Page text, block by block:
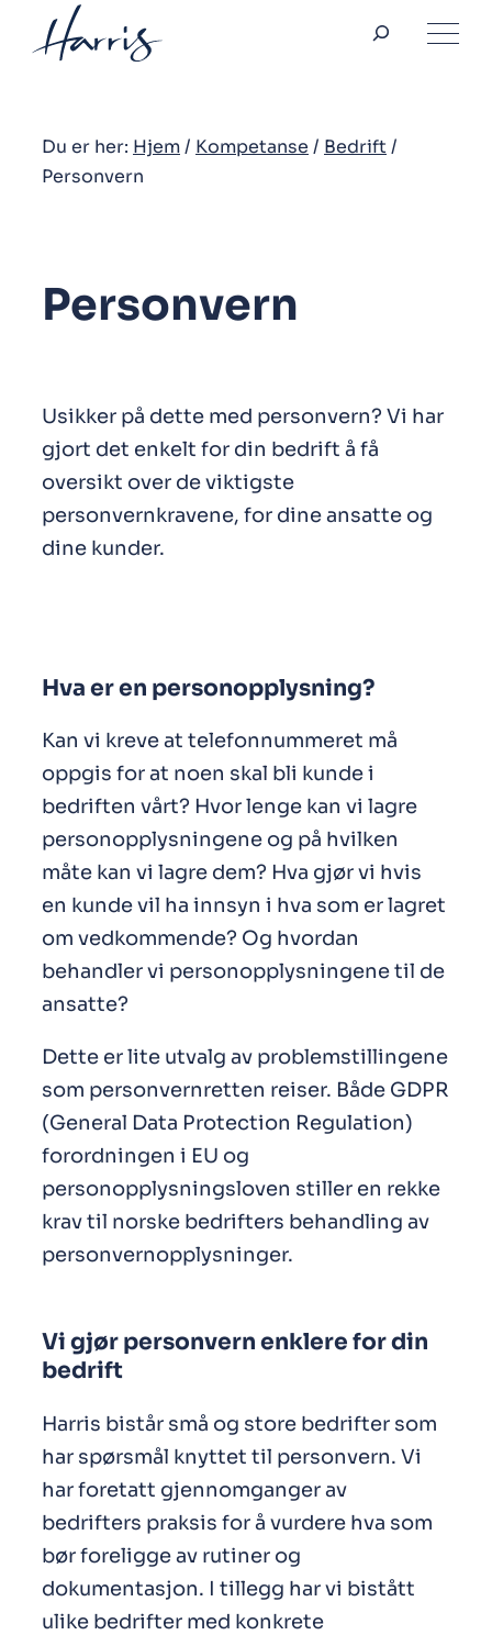
innhold
Søk
Du er her: Hjem/ Kompetanse / Bedrift/
Personvern
Personvern
Usikker på dette med personvern? Vi har
gjort det enkelt for din bedrift å få
oversikt over de viktigste
personvernkravene, for dine ansatte og
dine kunder.
Hva er en personopplysning?
Kan vi kreve at telefonnummeret må
oppgis for at noen skal bli kunde i
bedriften vårt? Hvor lenge kan vi lagre
personopplysningene og på hvilken
måte kan vi lagre dem? Hva gjør vi hvis
en kunde vil ha innsyn i hva som er lagret
om vedkommende? Og hvordan
behandler vi personopplysningene til de
ansatte?
Dette er lite utvalg av problemstillingene
som personvernretten reiser. Både GDPR
(General Data Protection Regulation)
forordningen i EU og
personopplysningsloven stiller en rekke
krav til norske bedrifters behandling av
personvernopplysninger.
Vi gjør personvern enklere for din
bedrift
Harris bistår små og store bedrifter som
har spørsmål knyttet til personvern. Vi
har foretatt gjennomganger av
bedrifters praksis for å vurdere hva som
bør foreligge av rutiner og
dokumentasjon. I tillegg har vi bistått
ulike bedrifter med konkrete